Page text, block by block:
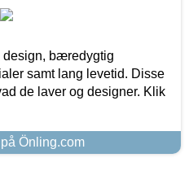
design, bæredygtig
samt lang levetid. Disse
de laver og designer. Klik
Önling.com